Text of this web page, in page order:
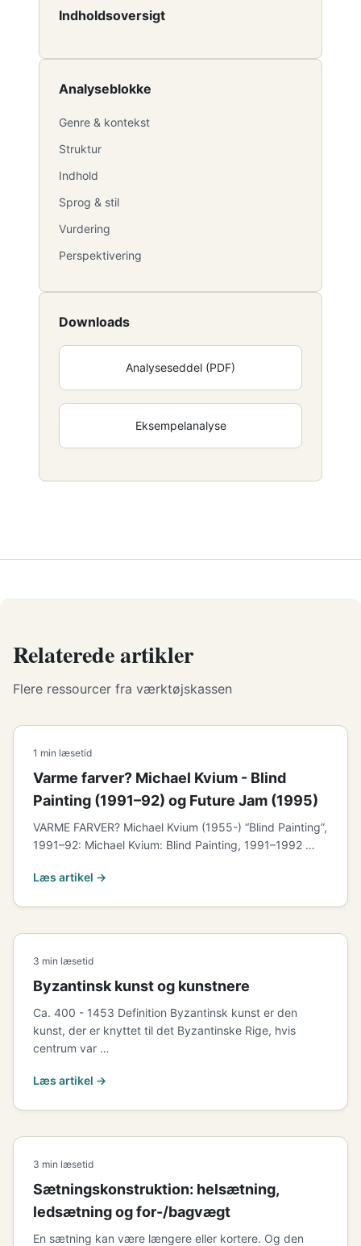
Indholdsoversigt
Analyseblokke
Genre & kontekst
Struktur
Indhold
Sprog & stil
Vurdering
Perspektivering
Downloads
Analyseseddel (PDF)
Eksempelanalyse
Relaterede artikler
Flere ressourcer fra værktøjskassen
1 min læsetid
Varme farver? Michael Kvium - Blind
Painting (1991–92) og Future Jam (1995)
VARME FARVER? Michael Kvium (1955-) “Blind Painting”,
1991–92: Michael Kvium: Blind Painting, 1991–1992 …
Læs artikel →
3 min læsetid
Byzantinsk kunst og kunstnere
Ca. 400 - 1453 Definition Byzantinsk kunst er den
kunst, der er knyttet til det Byzantinske Rige, hvis
centrum var …
Læs artikel →
3 min læsetid
Sætningskonstruktion: helsætning,
ledsætning og for-/bagvægt
En sætning kan være længere eller kortere. Og den